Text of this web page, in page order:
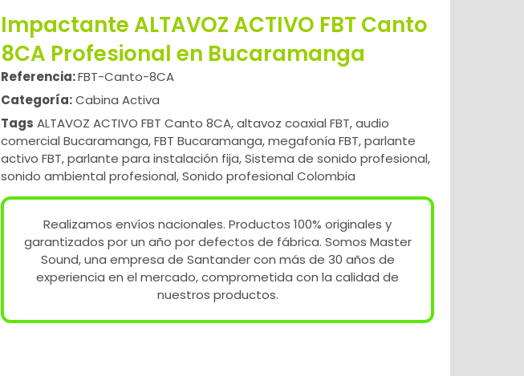
Impactante ALTAVOZ ACTIVO FBT Canto
8CA Profesional en Bucaramanga
Referencia:FBT-Canto-8CA
Categoría:Cabina Activa
Tags ALTAVOZ ACTIVO FBT Canto 8CA,altavoz coaxial FBT,audio
comercial Bucaramanga,FBT Bucaramanga,megafonía FBT,parlante
activo FBT,parlante para instalación fija,Sistema de sonido profesional,
sonido ambiental profesional,Sonido profesional Colombia
Realizamos envíos nacionales. Productos 100% originales y
garantizados por un año por defectos de fábrica. Somos Master
Sound, una empresa de Santander con más de 30 años de
experiencia en el mercado, comprometida con la calidad de
nuestros productos.